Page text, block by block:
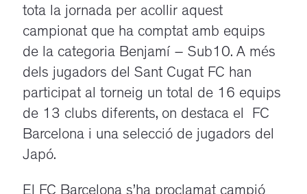
tota la jornada per acollir aquest
campionat que ha comptat amb equips
de la categoria Benjamí – Sub10. A més
dels jugadors del Sant Cugat FC han
participat al torneig un total de 16 equips
de 13 clubs diferents, on destaca el FC
Barcelona i una selecció de jugadors del
Japó.